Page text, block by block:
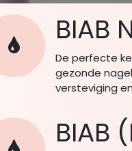
BIAB
De perfecte
gezonde
versteviging
BIAB